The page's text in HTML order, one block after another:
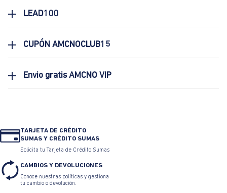
LEAD100
CUPÓN AMCNOCLUB15
Envio gratis AMCNO VIP
TARJETA DE CRÉDITO
SUMAS Y CRÉDITO SUMAS
Solicita tu Tarjeta de Crédito Sumas
CAMBIOS Y DEVOLUCIONES
Conoce nuestras políticas y gestiona
tu cambio o devolución.